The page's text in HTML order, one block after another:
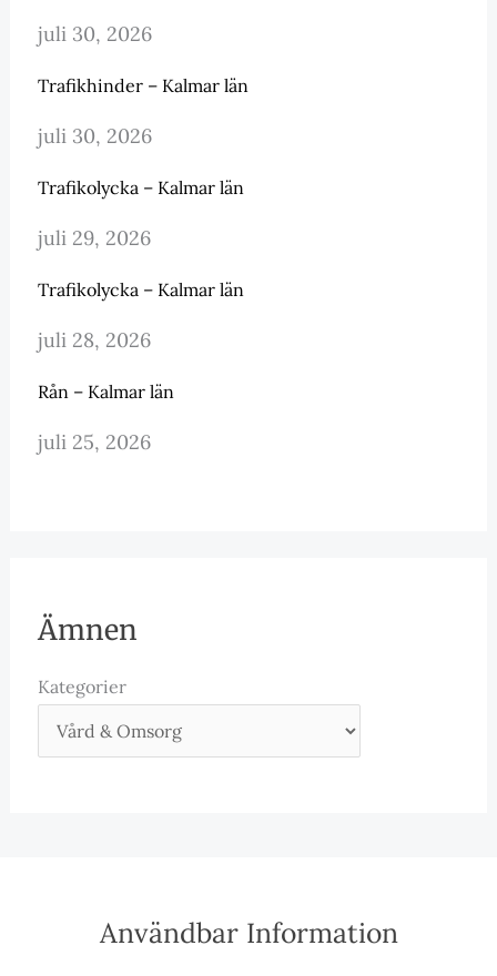
juli 30, 2026
Trafikhinder – Kalmar län
juli 30, 2026
Trafikolycka – Kalmar län
juli 29, 2026
Trafikolycka – Kalmar län
juli 28, 2026
Rån – Kalmar län
juli 25, 2026
Ämnen
Kategorier
Användbar Information